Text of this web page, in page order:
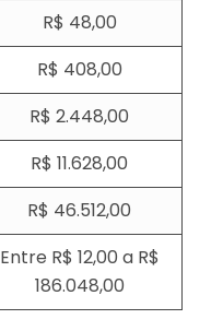
R$ 48,00
R$ 408,00
R$ 2.448,00
R$ 11.628,00
R$ 46.512,00
Entre R$ 12,00 a R$
186.048,00